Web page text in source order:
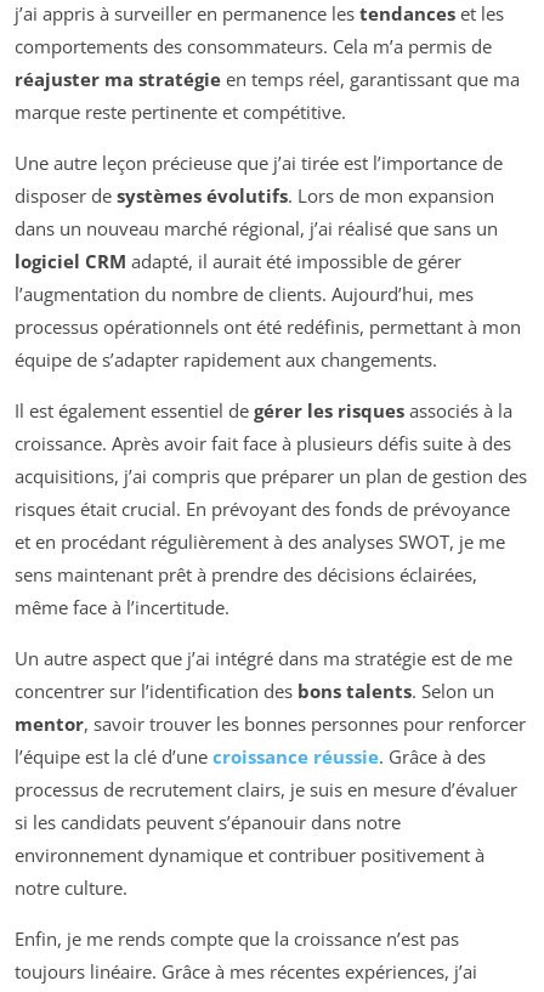
j’ai appris à surveiller en permanence les tendances et les
comportements des consommateurs. Cela m’a permis de
réajuster ma stratégie en temps réel, garantissant que ma
marque reste pertinente et compétitive.
Une autre leçon précieuse que j’ai tirée est l’importance de
disposer de systèmes évolutifs. Lors de mon expansion
dans un nouveau marché régional, j’ai réalisé que sans un
logiciel CRM adapté, il aurait été impossible de gérer
l’augmentation du nombre de clients. Aujourd’hui, mes
processus opérationnels ont été redéfinis, permettant à mon
équipe de s’adapter rapidement aux changements.
Il est également essentiel de gérer les risques associés à la
croissance. Après avoir fait face à plusieurs défis suite à des
acquisitions, j’ai compris que préparer un plan de gestion des
risques était crucial. En prévoyant des fonds de prévoyance
et en procédant régulièrement à des analyses SWOT, je me
sens maintenant prêt à prendre des décisions éclairées,
même face à l’incertitude.
Un autre aspect que j’ai intégré dans ma stratégie est de me
concentrer sur l’identification des bons talents. Selon un
mentor, savoir trouver les bonnes personnes pour renforcer
l’équipe est la clé d’une croissance réussie. Grâce à des
processus de recrutement clairs, je suis en mesure d’évaluer
si les candidats peuvent s’épanouir dans notre
environnement dynamique et contribuer positivement à
notre culture.
Enfin, je me rends compte que la croissance n’est pas
toujours linéaire. Grâce à mes récentes expériences, j’ai